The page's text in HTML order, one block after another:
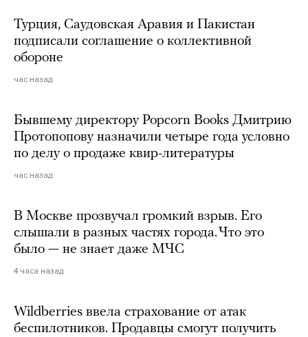
Турция, Саудовская Аравия и Пакистан
подписали соглашение о коллективной
обороне
час назад
Бывшему директору Popcorn Books Дмитрию
Протопопову назначили четыре года условно
по делу о продаже квир-литературы
час назад
В Москве прозвучал громкий взрыв. Его
слышали в разных частях города. Что это
было — не знает даже МЧС
4 часа назад
Wildberries ввела страхование от атак
беспилотников. Продавцы смогут получить